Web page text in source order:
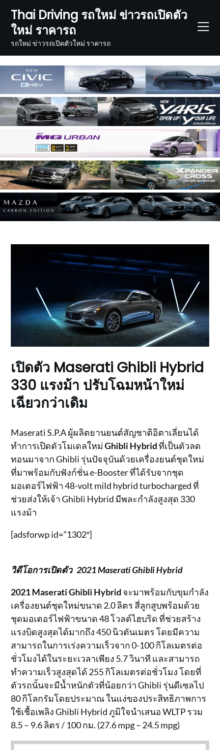
content
Thai Driving รถใหม่ ข่าวรถเปิดตัว
ใหม่ ราคารถ
รถใหม่ ข่าวรถเปิดตัวใหม่ ราคารถ
เปิดตัว Maserati Ghibli Hybrid
330 แรงม้า ปรับโฉมหน้าใหม่
เฉียวกว่าเดิม
Maserati S.P.A ผู้ผลิตยานยนต์สัญชาติอิตาเลี่ยนได้
ทำการเปิดตัวโมเดลใหม่Ghibli Hybridที่เป็นตัวลด
ทอนมาจาก Ghibli รุ่นปัจจุบันด้วยเครื่องยนต์ชุดใหม่
ที่มาพร้อมกับฟังก์ชั่น e-Booster ที่ได้รับจากชุด
มอเตอร์ไฟฟ้า 48-volt mild hybrid turbocharged ที่
ช่วยส่งให้เจ้า Ghibli Hybrid มีพละกำลังสูงสุด 330
แรงม้า
[adsforwp id=”1302″]
วิดีโอการเปิดตัว 2021 Maserati Ghibli Hybrid
2021 Maserati Ghibli Hybrid จะมาพร้อมกับขุมกำลัง
เครื่องยนต์ชุดใหม่ขนาด 2.0 ลิตร สี่ลูกสูบพร้อมด้วย
ชุดมอเตอร์ไฟฟ้าขนาด 48 โวลต์ไฮบริด ที่ช่วยสร้าง
แรงบิดสูงสุดได้มากถึง 450 นิวตันเมตร โดยมีความ
สามารถในการเร่งความเร็วจาก 0-100 กิโลเมตรต่อ
ชั่วโมงได้ในระยะเวลาเพียง 5.7 วินาที และสามารถ
ทำความเร็วสูงสุดได้ 255 กิโลเมตรต่อชั่วโมง โดยที่
ตัวรถนั้นจะมีน้ำหนักตัวที่น้อยกว่า Ghibli รุ่นดีเซลไป
80 กิโลกรัมโดยประมาณ ในแง่ของประสิทธิภาพการ
ใช้เชื้อเพลิง Ghibli Hybrid ภูมิใจนำเสนอ WLTP รวม
8.5 – 9.6 ลิตร / 100 กม. (27.6 mpg – 24.5 mpg)